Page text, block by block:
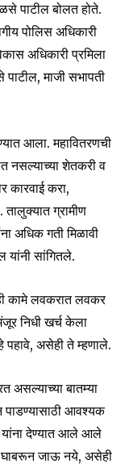
पाटील बोलत होते.
पोलिस अधिकारी
अधिकारी प्रमिला
पाटील, माजी सभापती
आला. महावितरणची
नसल्याच्या शेतकरी व
कारवाई करा,
ग्रामीण
अधिक गती मिळावी
यांनी सांगितले.
कामे लवकरात लवकर
निधी खर्च केला
पहावे, असेही ते म्हणाले.
असल्याच्या बातम्या
आवश्यक
यांना देण्यात आले आले
जाऊ नये, असेही